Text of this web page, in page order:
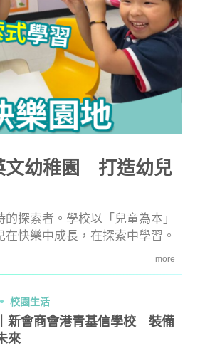
文幼稚園 打造幼兒
探索者。學校以「兒童為本」
快樂中成長，在探索中學習。
more
校園生活
新會商會港青基信學校 裝備
來
育攻略 親子玩樂 安樂窩
1
生人數再創歷史新高！
2
免費參加｜2025-26「田叔叔英